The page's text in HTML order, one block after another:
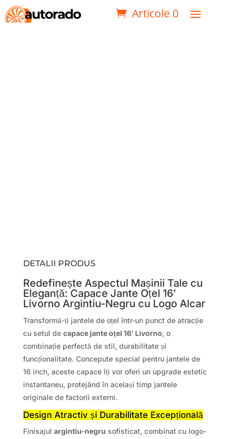
Articole 0
DETALII PRODUS
Redefinește Aspectul Mașinii Tale cu
Eleganță: Capace Jante Oțel 16′
Livorno Argintiu-Negru cu Logo Alcar
Transformă-ți jantele de oțel într-un punct de atracție
cu setul de capace jante oțel 16′ Livorno, o
combinație perfectă de stil, durabilitate și
funcționalitate. Concepute special pentru jantele de
16 inch, aceste capace îți vor oferi un upgrade estetic
instantaneu, protejând în același timp jantele
originale de factorii externi.
Design Atractiv și Durabilitate Excepțională
Finisajul argintiu-negru sofisticat, combinat cu logo-